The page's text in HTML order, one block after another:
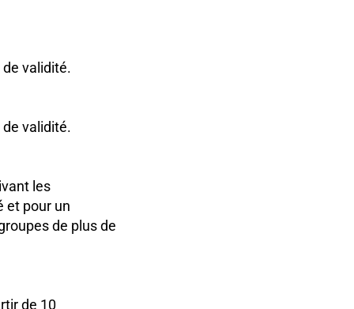
validité.
validité.
les
et pour un
de plus de
de 10